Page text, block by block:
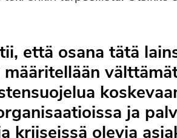
että osana tätä
ja
kriiseissä olevia